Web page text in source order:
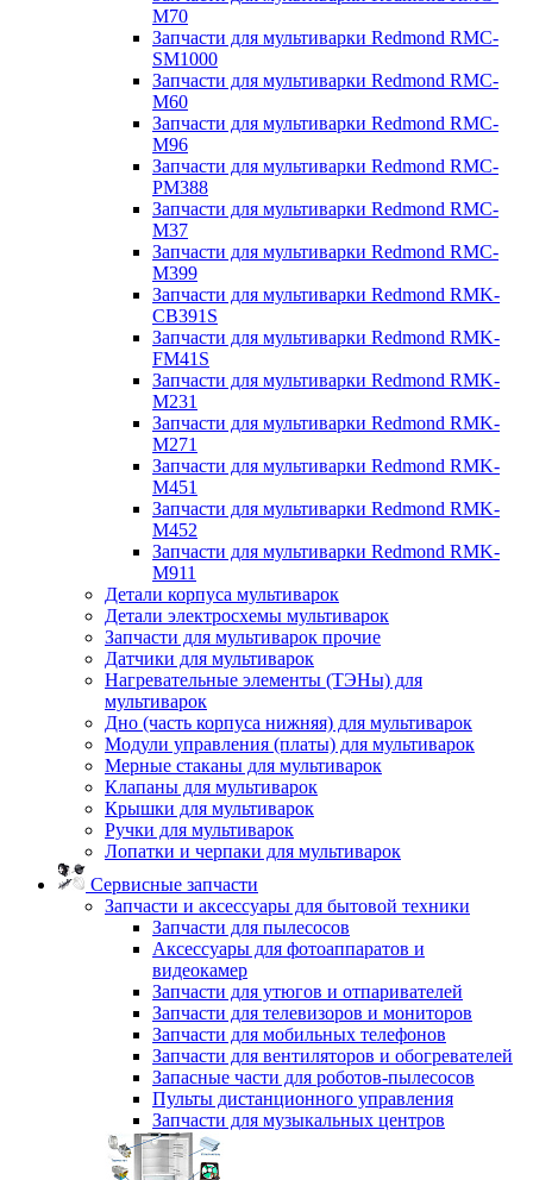
M70
Запчасти для мультиварки Redmond RMC-
SM1000
Запчасти для мультиварки Redmond RMC-
M60
Запчасти для мультиварки Redmond RMC-
M96
Запчасти для мультиварки Redmond RMC-
PM388
Запчасти для мультиварки Redmond RMC-
M37
Запчасти для мультиварки Redmond RMC-
M399
Запчасти для мультиварки Redmond RMK-
CB391S
Запчасти для мультиварки Redmond RMK-
FM41S
Запчасти для мультиварки Redmond RMK-
M231
Запчасти для мультиварки Redmond RMK-
M271
Запчасти для мультиварки Redmond RMK-
M451
Запчасти для мультиварки Redmond RMK-
M452
Запчасти для мультиварки Redmond RMK-
M911
Детали корпуса мультиварок
Детали электросхемы мультиварок
Запчасти для мультиварок прочие
Датчики для мультиварок
Нагревательные элементы (ТЭНы) для
мультиварок
Дно (часть корпуса нижняя) для мультиварок
Модули управления (платы) для мультиварок
Мерные стаканы для мультиварок
Клапаны для мультиварок
Крышки для мультиварок
Ручки для мультиварок
Лопатки и черпаки для мультиварок
Сервисные запчасти
Запчасти и аксессуары для бытовой техники
Запчасти для пылесосов
Аксессуары для фотоаппаратов и
видеокамер
Запчасти для утюгов и отпаривателей
Запчасти для телевизоров и мониторов
Запчасти для мобильных телефонов
Запчасти для вентиляторов и обогревателей
Запасные части для роботов-пылесосов
Пульты дистанционного управления
Запчасти для музыкальных центров